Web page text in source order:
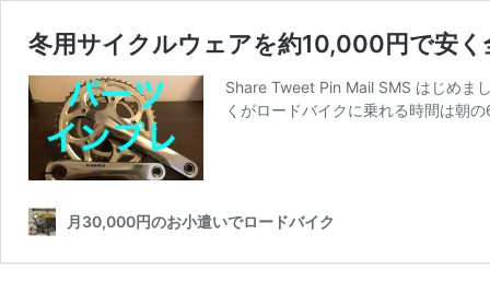
冬用サイクルウェアを約10,000円で安
Share Tweet Pin Mail SMS はじめま
くがロードバイクに乗れる時間は朝
月30,000円のお小遣いでロードバイク